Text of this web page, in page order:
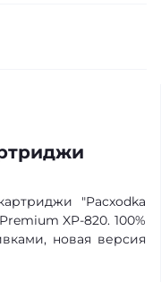
"Pacxodka
XP-820. 100%
новая версия